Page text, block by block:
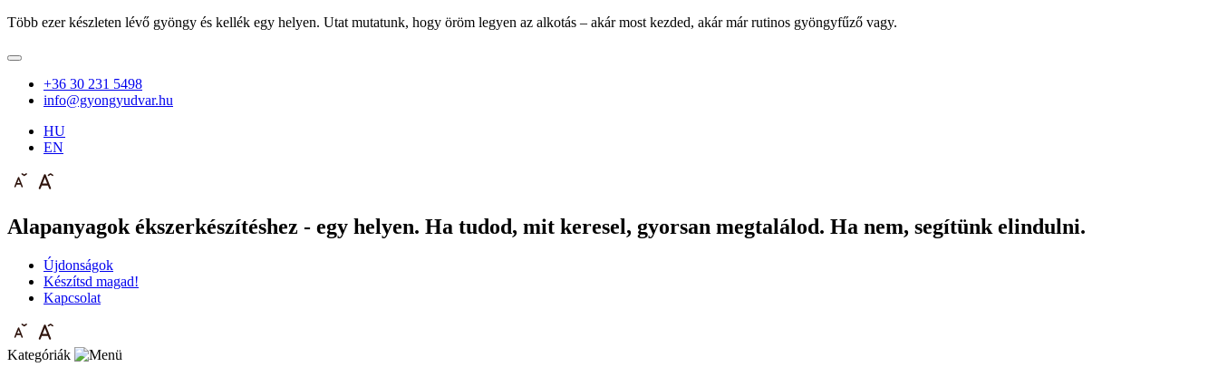
Több ezer készleten lévő gyöngy és kellék egy helyen. Utat mutatunk, hogy öröm legyen az alkotás – akár most kezded, akár már rutinos gyöngyfűző vagy.
+36 30 231 5498
info@gyongyudvar.hu
HU
EN
Alapanyagok ékszerkészítéshez - egy helyen. Ha tudod, mit keresel, gyorsan megtalálod. Ha nem, segítünk elindulni.
Újdonságok
Készítsd magad!
Kapcsolat
Kategóriák